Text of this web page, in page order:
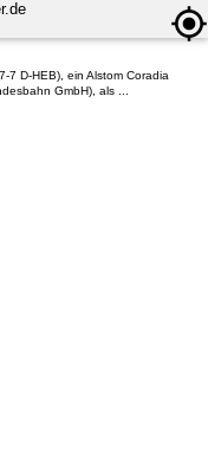
D-HEB), ein Alstom Coradia
GmbH), als ...